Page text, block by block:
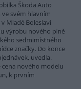
Škoda Auto
ve svém hlavním
Mladé Boleslavi
výrobu nového plně
sedmimístného
značky. Do konce
uvedla.
nového modelu
k prvním